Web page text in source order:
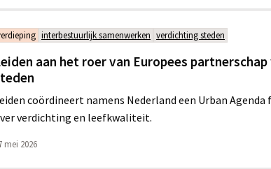
interbestuurlijk samenwerken verdichting steden
aan het roer van Europees
coördineert namens Nederland een Urban
verdichting en leefkwaliteit.
mei 2026